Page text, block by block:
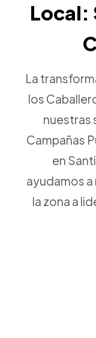
Local:
La
los
nuestras
Campañas
en
ayudamos
la zona a